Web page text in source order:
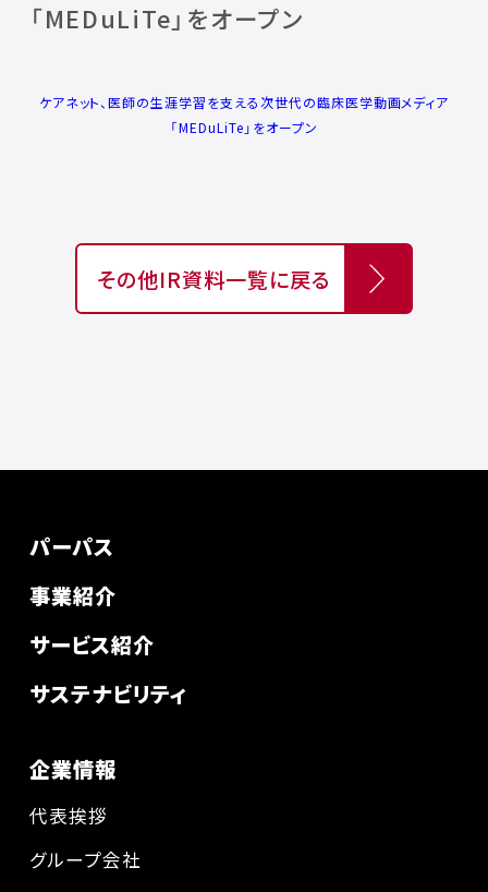
「MEDuLiTe」をオープン
ケアネット、医師の生涯学習を支える次世代の臨床医学動画メディア
「MEDuLiTe」をオープン
その他IR資料一覧に戻る
パーパス
事業紹介
サービス紹介
サステナビリティ
企業情報
代表挨拶
グループ会社